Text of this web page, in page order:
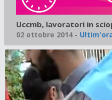
Uccmb, lavoratori in
02 ottobre 2014-